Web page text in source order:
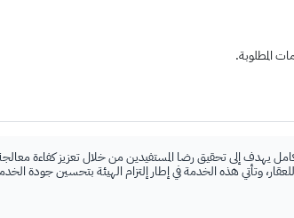
المطلوبة.
يهدف إلى تحقيق رضا المستفيدين من خلال تعزيز كفاءة
وتأتي هذه الخدمة في إطار إلتزام الهيئة بتحسين جودة